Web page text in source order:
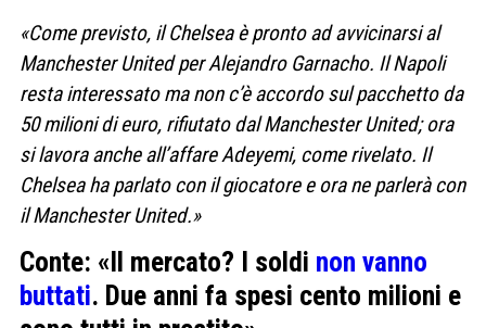
«Come previsto, il Chelsea è pronto ad avvicinarsi al
Manchester United per Alejandro Garnacho. Il Napoli
resta interessato ma non c’è accordo sul pacchetto da
50 milioni di euro, rifiutato dal Manchester United; ora
si lavora anche all’affare Adeyemi, come rivelato. Il
Chelsea ha parlato con il giocatore e ora ne parlerà con
il Manchester United.»
Conte: «Il mercato? I soldi non vanno
buttati. Due anni fa spesi cento milioni e